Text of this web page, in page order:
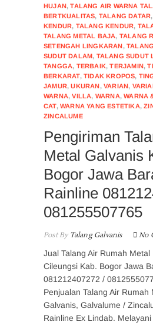
HUJAN,TALANG AIR WARNA
BERTKUALITAS, TALANG DATAR,
KENDUR, TALANG KENDUR,
TALANG METAL BAJA, TALANG
SETENGAH LINGKARAN,
SUDUT DALAM, TALANG SUDUT
TANGGA, TERBAIK,TERJAMIN,
BERKARAT,TIDAK KROPOS,
JAMUR,UKURAN,VARIAN,
WARNA,VILLA, WARNA,WARNA
CAT,WARNA YANG ESTETIKA,
ZINCALUME
Pengiriman
Metal Galvanis
Bogor Jawa
Rainline
081255507765
Post ByTalang Galvanis No
Jual Talang Air Rumah Metal
Cileungsi Kab. Bogor Jawa
081212407272 /
Penjualan Talang Air Rumah
Galvanis, Galvalume /
Rainline Ex Lindab.